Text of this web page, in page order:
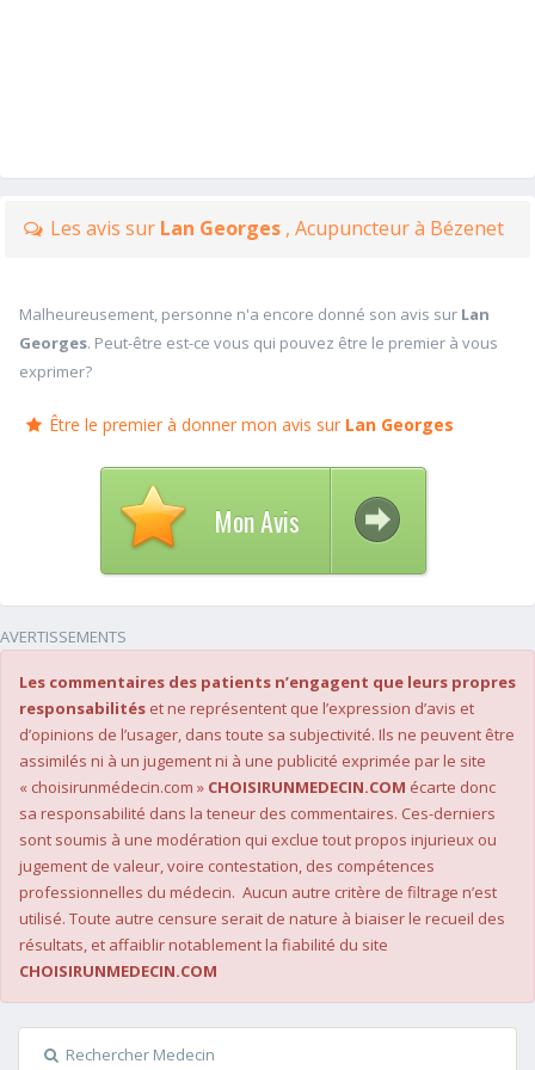
Les avis sur Lan Georges , Acupuncteur à Bézenet
Malheureusement, personne n'a encore donné son avis sur Lan
Georges. Peut-être est-ce vous qui pouvez être le premier à vous
exprimer?
Être le premier à donner mon avis sur Lan Georges
Mon Avis
AVERTISSEMENTS
Les commentaires des patients n’engagent que leurs propres
responsabilités et ne représentent que l’expression d’avis et
d’opinions de l’usager, dans toute sa subjectivité. Ils ne peuvent être
assimilés ni à un jugement ni à une publicité exprimée par le site
« choisirunmédecin.com » CHOISIRUNMEDECIN.COM écarte donc
sa responsabilité dans la teneur des commentaires. Ces-derniers
sont soumis à une modération qui exclue tout propos injurieux ou
jugement de valeur, voire contestation, des compétences
professionnelles du médecin. Aucun autre critère de filtrage n’est
utilisé. Toute autre censure serait de nature à biaiser le recueil des
résultats, et affaiblir notablement la fiabilité du site
CHOISIRUNMEDECIN.COM
Rechercher Medecin